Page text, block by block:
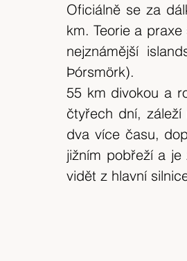
expedice Skotské
výlet 2018 Srílanka
Bílé Karpaty CHKO
Oficiálně se za
km. Teorie a
nejznámější
Þórsmörk).
55 km divokou a
čtyřech dní,
dva více času,
jižním pobřeží a
vidět z hlavní